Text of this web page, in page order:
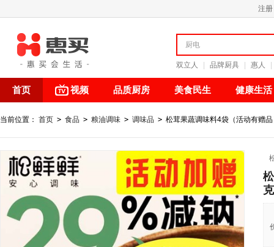
注册
双立人 品牌厨具 惠人
首页 视频 品质厨房 美食民生 健康生活
当前位置： 首页 > 食品 > 粮油调味 > 调味品 > 松茸果蔬调味料4袋（活动有赠